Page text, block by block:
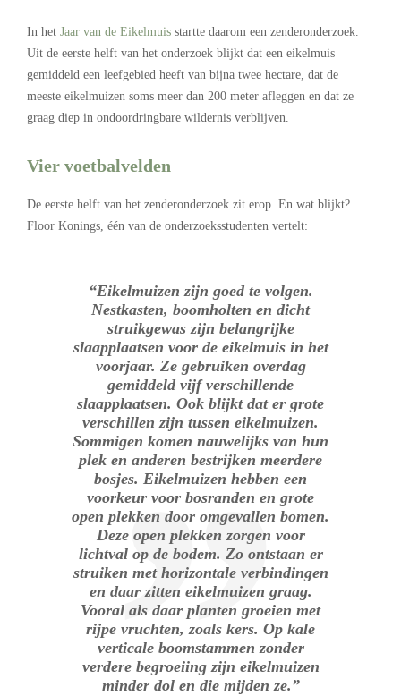
In het Jaar van de Eikelmuis startte daarom een zenderonderzoek.
Uit de eerste helft van het onderzoek blijkt dat een eikelmuis
gemiddeld een leefgebied heeft van bijna twee hectare, dat de
meeste eikelmuizen soms meer dan 200 meter afleggen en dat ze
graag diep in ondoordringbare wildernis verblijven.
Vier voetbalvelden
De eerste helft van het zenderonderzoek zit erop. En wat blijkt?
Floor Konings, één van de onderzoeksstudenten vertelt:
“Eikelmuizen zijn goed te volgen.
Nestkasten, boomholten en dicht
struikgewas zijn belangrijke
slaapplaatsen voor de eikelmuis in het
voorjaar. Ze gebruiken overdag
gemiddeld vijf verschillende
slaapplaatsen. Ook blijkt dat er grote
verschillen zijn tussen eikelmuizen.
Sommigen komen nauwelijks van hun
plek en anderen bestrijken meerdere
bosjes. Eikelmuizen hebben een
voorkeur voor bosranden en grote
open plekken door omgevallen bomen.
Deze open plekken zorgen voor
lichtval op de bodem. Zo ontstaan er
struiken met horizontale verbindingen
en daar zitten eikelmuizen graag.
Vooral als daar planten groeien met
rijpe vruchten, zoals kers. Op kale
verticale boomstammen zonder
verdere begroeiing zijn eikelmuizen
minder dol en die mijden ze.”